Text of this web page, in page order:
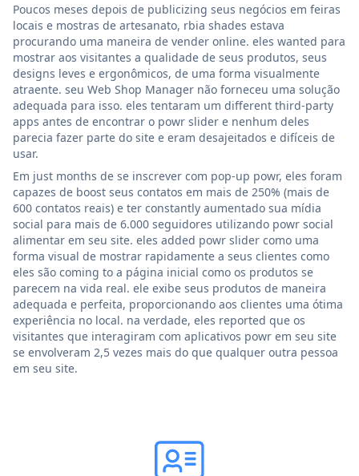
Poucos meses depois de publicizing seus negócios em feiras
locais e mostras de artesanato, rbia shades estava
procurando uma maneira de vender online. eles wanted para
mostrar aos visitantes a qualidade de seus produtos, seus
designs leves e ergonômicos, de uma forma visualmente
atraente. seu Web Shop Manager não forneceu uma solução
adequada para isso. eles tentaram um different third-party
apps antes de encontrar o powr slider e nenhum deles
parecia fazer parte do site e eram desajeitados e difíceis de
usar.
Em just months de se inscrever com pop-up powr, eles foram
capazes de boost seus contatos em mais de 250% (mais de
600 contatos reais) e ter constantly aumentado sua mídia
social para mais de 6.000 seguidores utilizando powr social
alimentar em seu site. eles added powr slider como uma
forma visual de mostrar rapidamente a seus clientes como
eles são coming to a página inicial como os produtos se
parecem na vida real. ele exibe seus produtos de maneira
adequada e perfeita, proporcionando aos clientes uma ótima
experiência no local. na verdade, eles reported que os
visitantes que interagiram com aplicativos powr em seu site
se envolveram 2,5 vezes mais do que qualquer outra pessoa
em seu site.